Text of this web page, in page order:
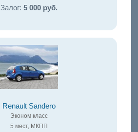
Залог: 5 000 руб.
Renault Sandero
Эконом класс
5 мест, МКПП